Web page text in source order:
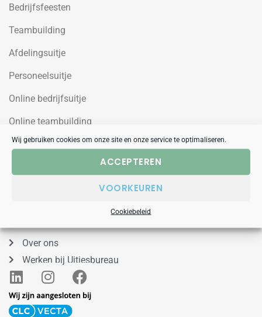
Wij gebruiken cookies om onze site en onze service te optimaliseren.
ACCEPTEREN
VOORKEUREN
Cookiebeleid
Bedrijfsfeesten
Teambuilding
Afdelingsuitje
Personeelsuitje
Online bedrijfsuitje
Online teambuilding
Over ons
Werken bij Uitjesbureau
L
i
n
I
n
s
F
a